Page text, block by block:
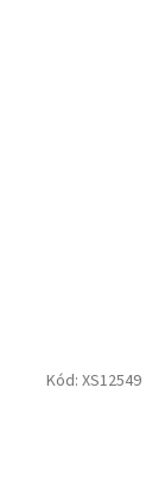
Kód: XS12549